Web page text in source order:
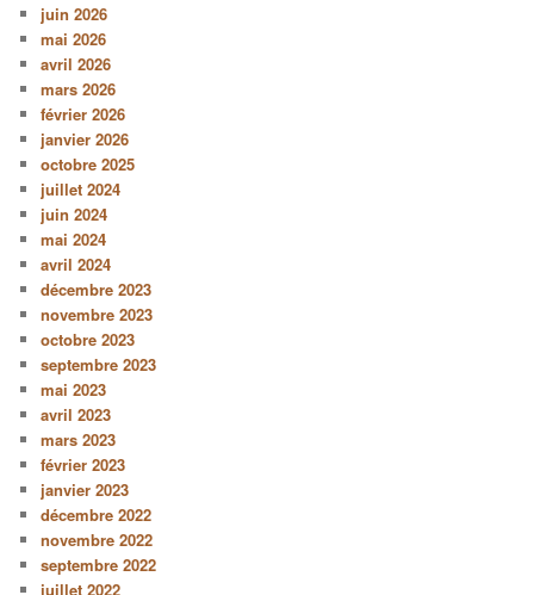
juin 2026
mai 2026
avril 2026
mars 2026
février 2026
janvier 2026
octobre 2025
juillet 2024
juin 2024
mai 2024
avril 2024
décembre 2023
novembre 2023
octobre 2023
septembre 2023
mai 2023
avril 2023
mars 2023
février 2023
janvier 2023
décembre 2022
novembre 2022
septembre 2022
juillet 2022